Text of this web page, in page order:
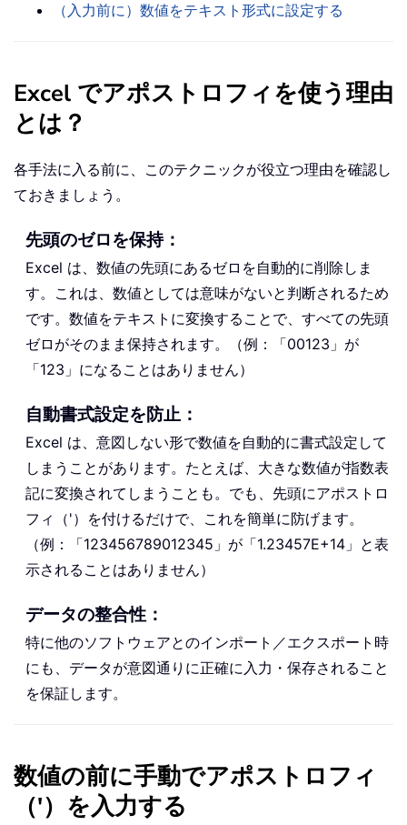
（入力前に）数値をテキスト形式に設定する
Excel でアポストロフィを使う理由
とは？
各手法に入る前に、このテクニックが役立つ理由を確認し
ておきましょう。
先頭のゼロを保持：
Excel は、数値の先頭にあるゼロを自動的に削除しま
す。これは、数値としては意味がないと判断されるため
です。数値をテキストに変換することで、すべての先頭
ゼロがそのまま保持されます。（例：「00123」が
「123」になることはありません）
自動書式設定を防止：
Excel は、意図しない形で数値を自動的に書式設定して
しまうことがあります。たとえば、大きな数値が指数表
記に変換されてしまうことも。でも、先頭にアポストロ
フィ（'）を付けるだけで、これを簡単に防げます。
（例：「123456789012345」が「1.23457E+14」と表
示されることはありません）
データの整合性：
特に他のソフトウェアとのインポート／エクスポート時
にも、データが意図通りに正確に入力・保存されること
を保証します。
数値の前に手動でアポストロフィ
（'）を入力する